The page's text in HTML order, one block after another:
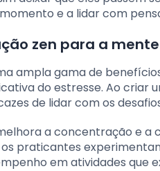
e a lidar com
zen para a
ampla gama de
do estresse. Ao
de lidar com os
a concentração e a
praticantes
em atividades que